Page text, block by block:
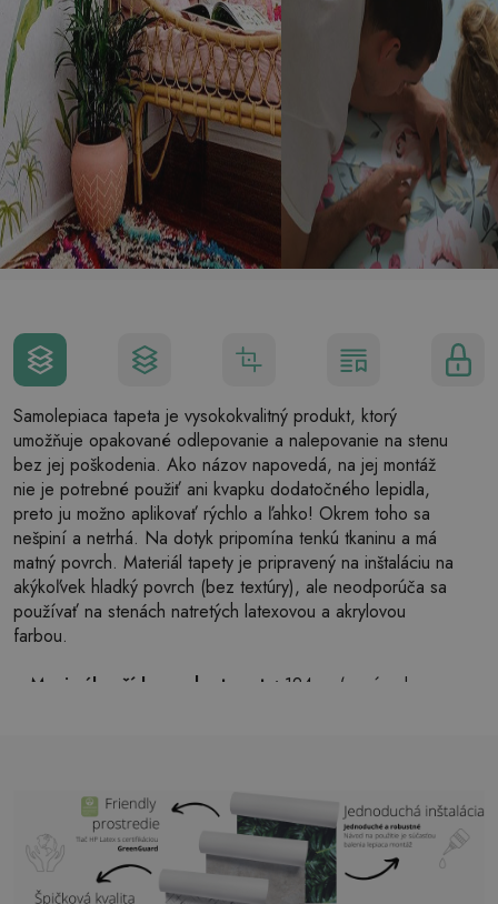
Samolepiaca tapeta je vysokokvalitný produkt, ktorý
umožňuje opakované odlepovanie a nalepovanie na stenu
bez jej poškodenia. Ako názov napovedá, na jej montáž
nie je potrebné použiť ani kvapku dodatočného lepidla,
preto ju možno aplikovať rýchlo a ľahko! Okrem toho sa
nešpiní a netrhá. Na dotyk pripomína tenkú tkaninu a má
matný povrch. Materiál tapety je pripravený na inštaláciu na
akýkoľvek hladký povrch (bez textúry), ale neodporúča sa
používať na stenách natretých latexovou a akrylovou
farbou.
Maximálna šírka pruhu tapety: 124cm (v prípade
Lepidlo: Nie je potrebné
Použitie:Obývačka, spálňa, kancelárske priestory,
predsieň a mnoho ďalších